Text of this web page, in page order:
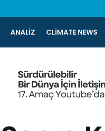
ANALIZ CLIMATE NEWS